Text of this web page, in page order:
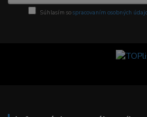
Súhlasím sospracovaním osobných